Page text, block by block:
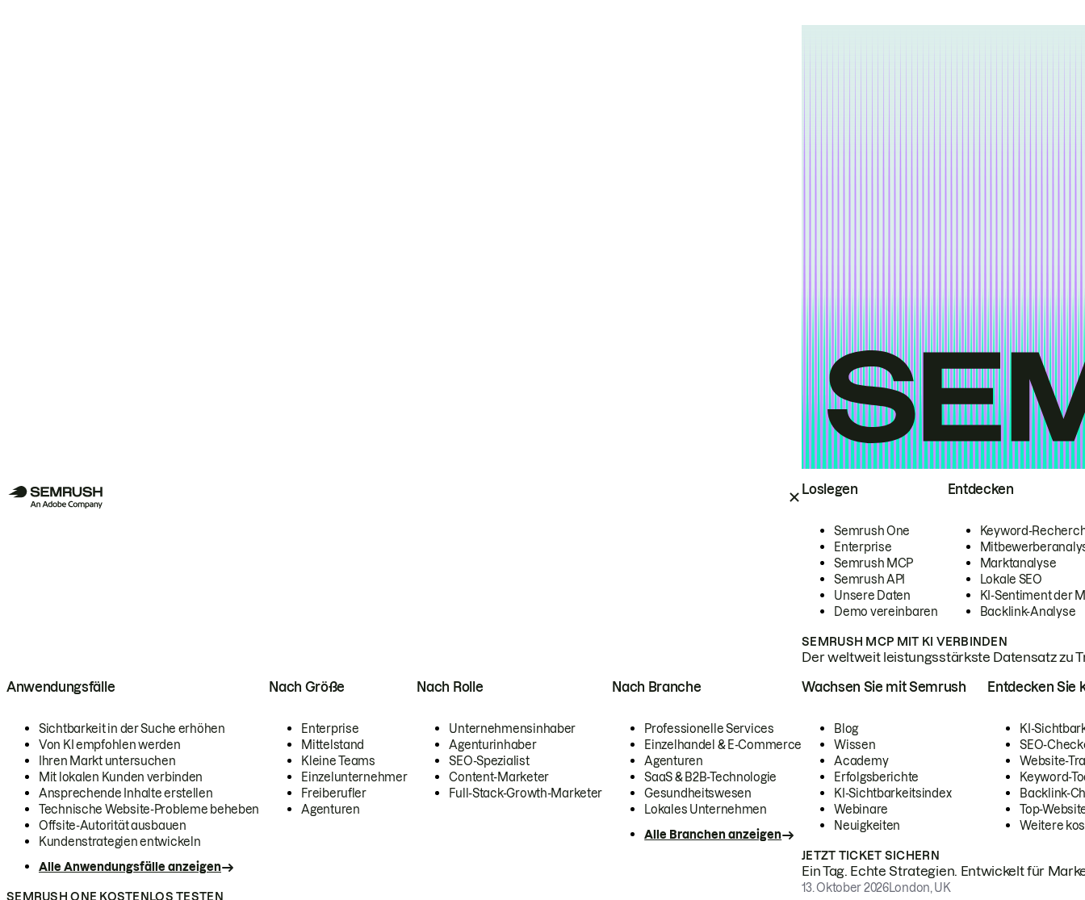
Loslegen
Semrush One
Enterprise
Semrush MCP
Semrush API
Unsere Daten
Demo vereinbaren
Entdecken
Keyword-
Marktanalyse
Lokale SEO
KI-Sentiment der
Backlink-Analyse
SEMRUSH MCP MIT KI VERBINDEN
Der weltweit leistungsstärkste Datensatz zu
Anwendungsfälle
Sichtbarkeit in der Suche erhöhen
Von KI empfohlen werden
Ihren Markt untersuchen
Mit lokalen Kunden verbinden
Ansprechende Inhalte erstellen
Technische Website-Probleme beheben
Offsite-Autorität ausbauen
Kundenstrategien entwickeln
Alle Anwendungsfälle anzeigen
Nach Größe
Enterprise
Mittelstand
Kleine Teams
Einzelunternehmer
Freiberufler
Agenturen
Nach Rolle
Unternehmensinhaber
Agenturinhaber
SEO-Spezialist
Content-Marketer
Full-Stack-Growth-Marketer
Nach Branche
Professionelle Services
Einzelhandel & E-Commerce
Agenturen
SaaS & B2B-Technologie
Gesundheitswesen
Lokales Unternehmen
Alle Branchen anzeigen
SEMRUSH ONE KOSTENLOS TESTEN
Wachsen Sie mit Semrush
Blog
Wissen
Academy
Erfolgsberichte
KI-Sichtbarkeitsindex
Webinare
Neuigkeiten
Entdecken Sie
KI-
SEO-
Website-
Keyword-
Backlink-
Top-
Weitere
JETZT TICKET SICHERN
Ein Tag. Echte Strategien. Entwickelt für
13. Oktober 2026London, UK